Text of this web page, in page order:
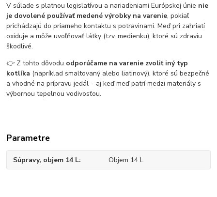
V súlade s platnou legislatívou a nariadeniami Európskej únie nie
je dovolené používať medené výrobky na varenie, pokiaľ
prichádzajú do priameho kontaktu s potravinami. Meď pri zahriatí
oxiduje a môže uvoľňovať látky (tzv. medienku), ktoré sú zdraviu
škodlivé.
👉 Z tohto dôvodu odporúčame na varenie zvoliť iný typ
kotlíka (napríklad smaltovaný alebo liatinový), ktoré sú bezpečné
a vhodné na prípravu jedál – aj keď meď patrí medzi materiály s
výbornou tepelnou vodivosťou.
Parametre
Súpravy, objem 14 L Objem 14 L